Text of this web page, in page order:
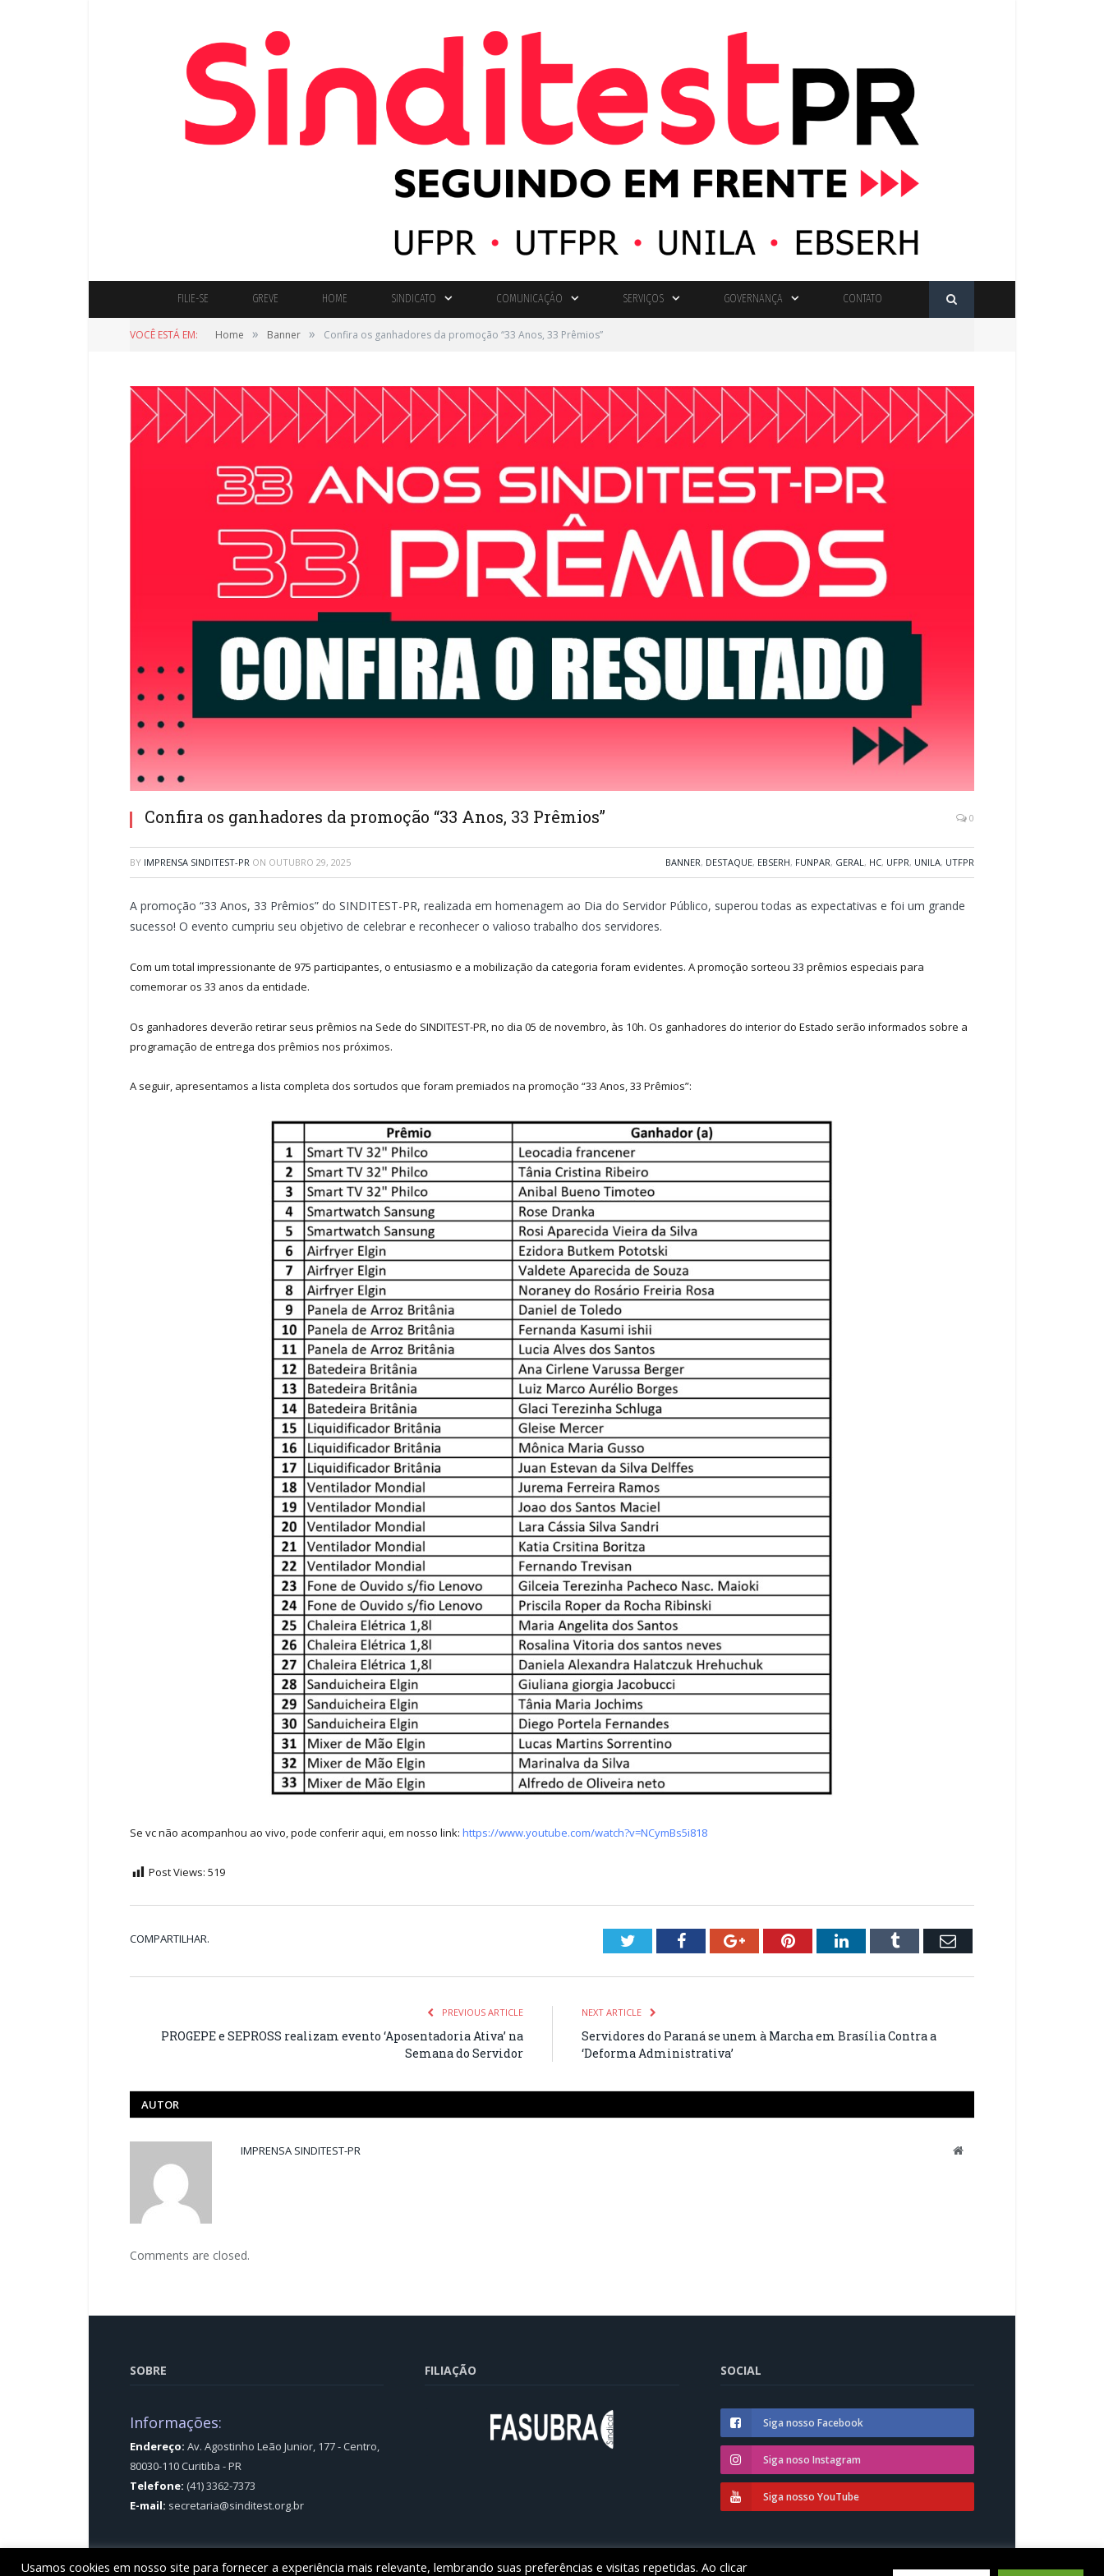
FILIE-SE GREVE HOME SINDICATO COMUNICAÇÃO SERVIÇOS GOVERNANÇA CONTATO
VOCÊ ESTÁ EM: Home » Banner » Confira os ganhadores da promoção “33 Anos, 33 Prêmios”
Confira os ganhadores da promoção “33 Anos, 33 Prêmios” 0
BY IMPRENSA SINDITEST-PR ON OUTUBRO 29, 2025 BANNER, DESTAQUE, EBSERH, FUNPAR, GERAL , HC, UFPR, UNILA, UTFPR
A promoção “33 Anos, 33 Prêmios” do SINDITEST-PR, realizada em homenagem ao Dia do Servidor Público, superou todas as expectativas e foi um grande
sucesso! O evento cumpriu seu objetivo de celebrar e reconhecer o valioso trabalho dos servidores.
Com um total impressionante de 975 participantes, o entusiasmo e a mobilização da categoria foram evidentes. A promoção sorteou 33 prêmios especiais para
comemorar os 33 anos da entidade.
Os ganhadores deverão retirar seus prêmios na Sede do SINDITEST-PR, no dia 05 de novembro, às 10h. Os ganhadores do interior do Estado serão informados sobre a
programação de entrega dos prêmios nos próximos.
A seguir, apresentamos a lista completa dos sortudos que foram premiados na promoção “33 Anos, 33 Prêmios”:
Se vc não acompanhou ao vivo, pode conferir aqui, em nosso link: https://www.youtube.com/watch?v=NCymBs5i818
Post Views: 519
COMPARTILHAR. TwitterFacebookGoogle+PinterestLinkedInTumblr Email
PREVIOUS ARTICLE
PROGEPE e SEPROSS realizam evento ‘Aposentadoria Ativa’ na
Semana do Servidor
NEXT ARTICLE
Servidores do Paraná se unem à Marcha em Brasília Contra a
‘Deforma Administrativa’
AUTOR
IMPRENSA SINDITEST-PR Website
Comments are closed.
SOBRE
Informações:
Endereço: Av. Agostinho Leão Junior, 177 - Centro,
80030-110 Curitiba - PR
Telefone: (41) 3362-7373
E-mail: secretaria@sinditest.org.br
FILIAÇÃO SOCIAL
Siga nosso Facebook
Siga noso Instagram
Siga nosso YouTube
Usamos cookies em nosso site para fornecer a experiência mais relevante, lembrando suas preferências e visitas repetidas. Ao clicar